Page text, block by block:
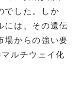
でした。しか
には、その遺伝
場からの強い要
ルチウェイ化